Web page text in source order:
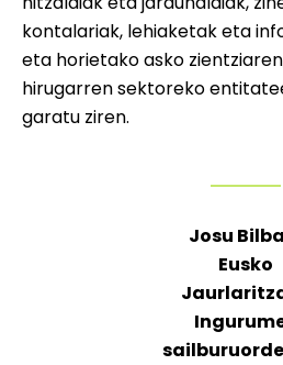
kontalariak, lehiaketak eta
eta horietako asko
hirugarren sektoreko
garatu ziren.
Josu
Eusko